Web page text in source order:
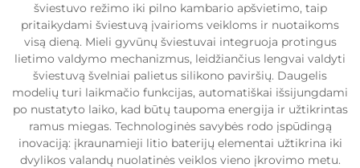
šviestuvo režimo iki pilno kambario apšvietimo, taip
pritaikydami šviestuvą įvairioms veikloms ir nuotaikoms
visą dieną. Mieli gyvūnų šviestuvai integruoja protingus
lietimo valdymo mechanizmus, leidžiančius lengvai valdyti
šviestuvą švelniai palietus silikono paviršių. Daugelis
modelių turi laikmačio funkcijas, automatiškai išsijungdami
po nustatyto laiko, kad būtų taupoma energija ir užtikrintas
ramus miegas. Technologinės savybės rodo įspūdingą
inovaciją: įkraunamieji litio baterijų elementai užtikrina iki
dvylikos valandų nuolatinės veiklos vieno įkrovimo metu.